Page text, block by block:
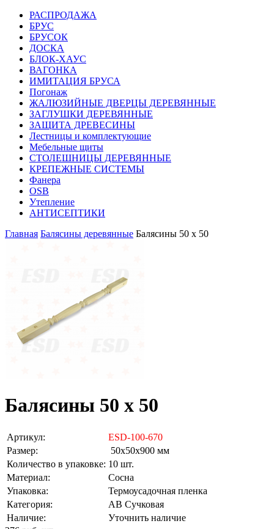
РАСПРОДАЖА
БРУС
БРУСОК
ДОСКА
БЛОК-ХАУС
ВАГОНКА
ИМИТАЦИЯ БРУСА
Погонаж
ЖАЛЮЗИЙНЫЕ ДВЕРЦЫ ДЕРЕВЯННЫЕ
ЗАГЛУШКИ ДЕРЕВЯННЫЕ
ЗАЩИТА ДРЕВЕСИНЫ
Лестницы и комплектующие
Мебельные щиты
СТОЛЕШНИЦЫ ДЕРЕВЯННЫЕ
КРЕПЕЖНЫЕ СИСТЕМЫ
Фанера
OSB
Утепление
АНТИСЕПТИКИ
Главная Балясины деревянные Балясины 50 х 50
Балясины 50 х 50
Артикул:
ESD-100-670
Размер:
50х50х900 мм
Количество в упаковке: 10 шт.
Материал:
Сосна
Упаковка:
Термоусадочная пленка
Категория:
AB Сучковая
Наличие:
Уточнить наличие